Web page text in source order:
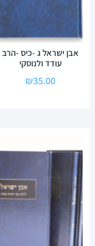
אבן ישראל ג -כיס -הרב
עודד ולנוסקי
₪35.00